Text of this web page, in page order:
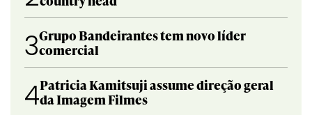
3Grupo Bandeirantes tem novo líder
comercial
4Patricia Kamitsuji assume direção geral
da Imagem Filmes